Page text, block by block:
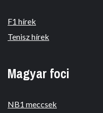
F1 hírek
Tenisz hírek
Magyar foci
NB1 meccsek